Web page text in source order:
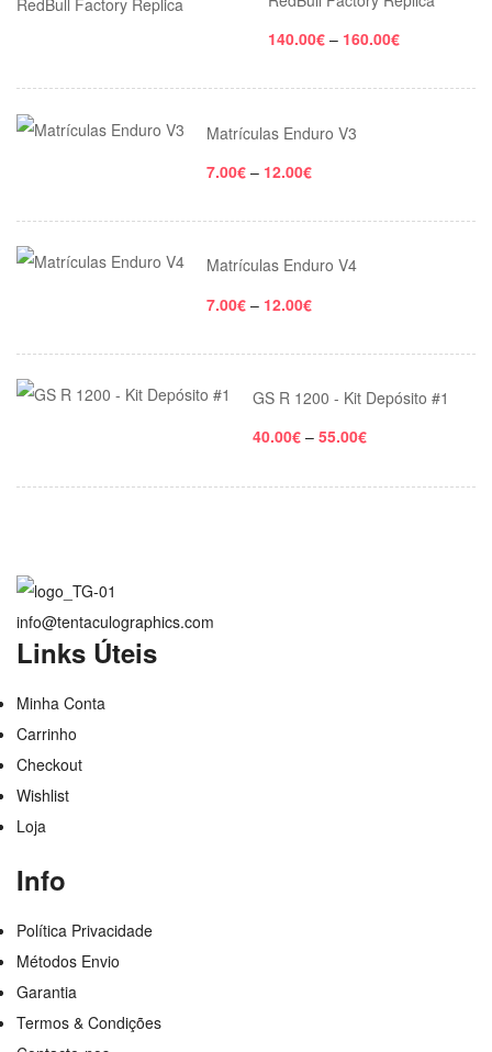
12.00€
140.00€ – 160.00€Price
Matrículas Enduro V3
7.00€ – 12.00€Price
through
Matrículas Enduro V4
7.00€ – 12.00€Price
through
GS R 1200 - Kit Depósito #1
40.00€ – 55.00€Price
info@tentaculographics.com
Links Úteis
Minha Conta
Carrinho
Checkout
Wishlist
Loja
Info
Política Privacidade
Métodos Envio
Garantia
Termos & Condições